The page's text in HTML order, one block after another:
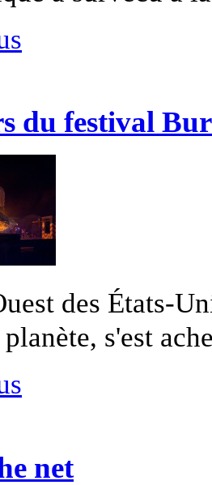
du festival
des États-
s'est
net